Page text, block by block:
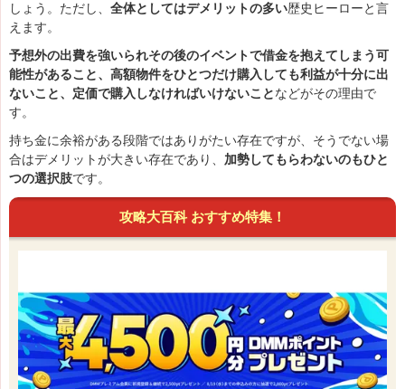
しょう。ただし、 全体としてはデメリットの多い歴史ヒーローと言
えます。
予想外の出費を強いられその後のイベントで借金を抱えてしまう可
能性があること、高額物件をひとつだけ購入しても利益が十分に出
ないこと、定価で購入しなければいけないことなどがその理由で
す。
持ち金に余裕がある段階ではありがたい存在ですが、そうでない場
合はデメリットが大きい存在であり、 加勢してもらわないのもひと
つの選択肢です。
攻略大百科 おすすめ特集！